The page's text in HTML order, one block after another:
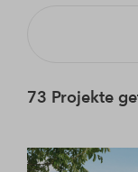
73 Projekte